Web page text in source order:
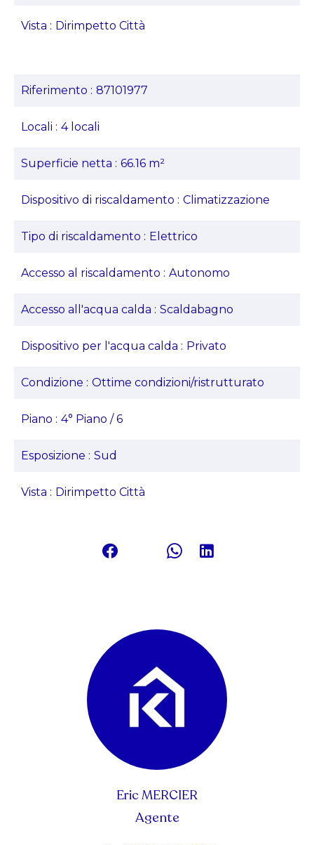
Vista Dirimpetto Città
Riferimento 87101977
Locali 4 locali
Superficie netta 66.16 m²
Dispositivo di riscaldamento Climatizzazione
Tipo di riscaldamento Elettrico
Accesso al riscaldamento Autonomo
Accesso all'acqua calda Scaldabagno
Dispositivo per l'acqua calda Privato
Condizione Ottime condizioni/ristrutturato
Piano 4° Piano / 6
Esposizione Sud
Vista Dirimpetto Città
Eric MERCIER
Agente